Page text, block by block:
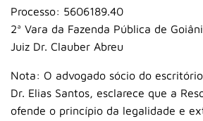
Processo: 5606189.40
2ª Vara da Fazenda Pública de
Juiz Dr. Clauber Abreu
Nota: O advogado sócio do
Dr. Elias Santos, esclarece que a
ofende o princípio da legalidade e